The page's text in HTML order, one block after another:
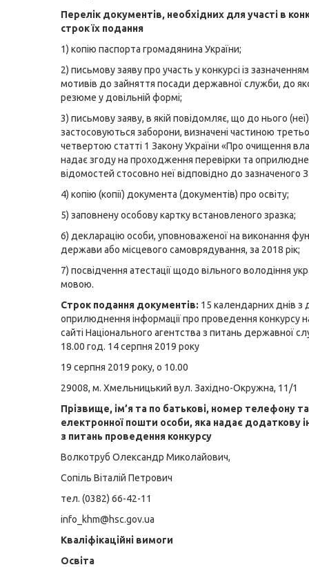
Перелік документів, необхідних для участі в
строк їх подання
1) копію паспорта громадянина України;
2) письмову заяву про участь у конкурсі із
мотивів до зайняття посади державної служби, до
резюме у довільній формі;
3) письмову заяву, в якій повідомляє, що до нього
застосовуються заборони, визначені частиною
четвертою статті 1 Закону України «Про очищення
надає згоду на проходження перевірки та
відомостей стосовно неї відповідно до зазначеного
4) копію (копії) документа (документів) про освіту;
5) заповнену особову картку встановленого зразка;
6) декларацію особи, уповноваженої на виконання
держави або місцевого самоврядування, за 2018 рік;
7) посвідчення атестації щодо вільного володіння
мовою.
Строк подання документів: 15 календарних днів з
оприлюднення інформації про проведення конкурсу
сайті Національного агентства з питань державної
18.00 год. 14 серпня 2019 року
19 серпня 2019 року, о 10.00
29008, м. Хмельницький вул. Західно-Окружна, 11/1
Прізвище, ім’я та по батькові, номер телефону
електронної пошти особи, яка надає додаткову
з питань проведення конкурсу
Волкотруб Олександр Миколайович,
Сопіль Віталій Петрович
тел. (0382) 66-42-11
info_khm@hsc.gov.ua
Кваліфікаційні вимоги
Освіта